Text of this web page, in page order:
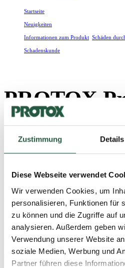
Zustimmung Details
Diese Webseite verwendet
Wir verwenden Cookies, um
personalisieren, Funktionen für
zu können und die Zugriffe auf
analysieren. Außerdem geben
Verwendung unserer Website
soziale Medien, Werbung und
Partner führen diese
Startseite
Neuigkeiten
Informationen zum Produkt Schäden
Schadenskunde
PROTOX
den
1-3
PROTOX Produkte in
Verwendungsklasse 2 bezieht sich
1) Der Baum oder das Holzprodukt
Konstruktion und ist keiner Witterung
2) Befall av sopp eller
utilsiktet. Dette kan være sperrer,
andre overflater der mennesker ikke
med den behandlede overflaten.